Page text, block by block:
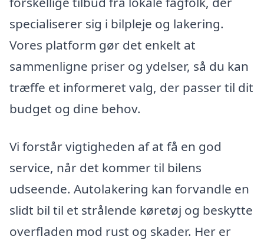
specialiserer sig i bilpleje og lakering.
Vores platform gør det enkelt at
sammenligne priser og ydelser, så du kan
træffe et informeret valg, der passer til dit
budget og dine behov.
Vi forstår vigtigheden af at få en god
service, når det kommer til bilens
udseende. Autolakering kan forvandle en
slidt bil til et strålende køretøj og beskytte
overfladen mod rust og skader. Her er